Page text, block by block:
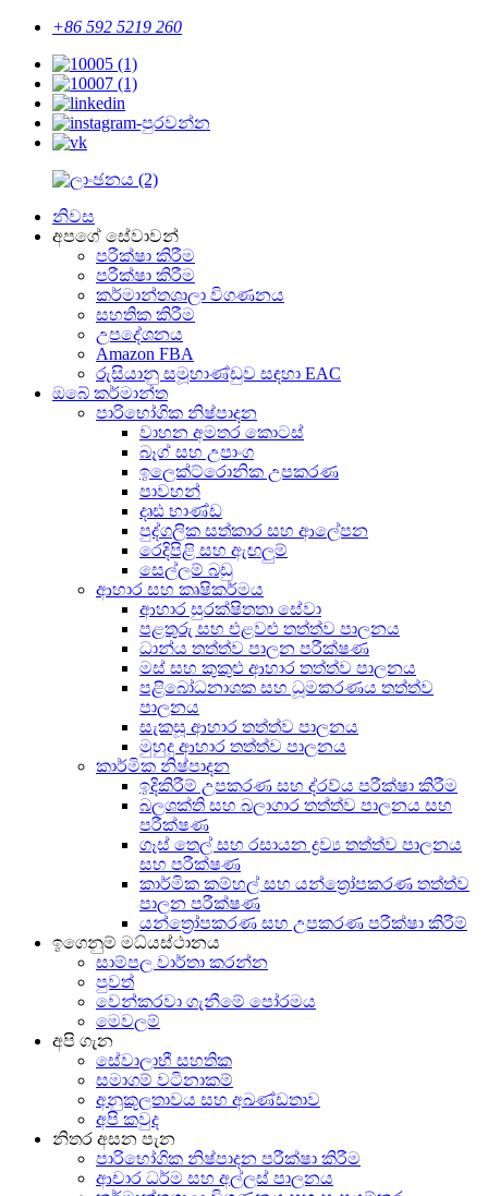
+86 592 5219 260
නිවස
අපගේ සේවාවන්
පරීක්ෂා කිරීම
පරීක්ෂා කිරීම
කර්මාන්තශාලා විගණනය
සහතික කිරීම
උපදේශනය
Amazon FBA
රුසියානු සමූහාණ්ඩුව සඳහා EAC
ඔබේ කර්මාන්ත
පාරිභෝගික නිෂ්පාදන
වාහන අමතර කොටස්
බෑග් සහ උපාංග
ඉලෙක්ට්රොනික උපකරණ
පාවහන්
දෘඪ භාණ්ඩ
පුද්ගලික සත්කාර සහ ආලේපන
රෙදිපිළි සහ ඇඟලුම්
සෙල්ලම් බඩු
ආහාර සහ කෘෂිකර්මය
ආහාර සුරක්ෂිතතා සේවා
පළතුරු සහ එළවළු තත්ත්ව පාලනය
ධාන්ය තත්ත්ව පාලන පරීක්ෂණ
මස් සහ කුකුළු ආහාර තත්ත්ව පාලනය
පළිබෝධනාශක සහ ධූමකරණය තත්ත්ව
පාලනය
සැකසූ ආහාර තත්ත්ව පාලනය
මුහුදු ආහාර තත්ත්ව පාලනය
කාර්මික නිෂ්පාදන
ඉදිකිරීම් උපකරණ සහ ද්රව්ය පරීක්ෂා කිරීම
බලශක්ති සහ බලාගාර තත්ත්ව පාලනය සහ
පරීක්ෂණ
ගෑස් තෙල් සහ රසායන ද්‍රව්‍ය තත්ත්ව පාලනය
සහ පරීක්ෂණ
කාර්මික කම්හල් සහ යන්ත්‍රෝපකරණ තත්ත්ව
පාලන පරීක්ෂණ
යන්ත්‍රෝපකරණ සහ උපකරණ පරීක්ෂා කිරීම්
ඉගෙනුම් මධ්යස්ථානය
සාම්පල වාර්තා කරන්න
පුවත්
වෙන්කරවා ගැනීමේ පෝරමය
මෙවලම්
අපි ගැන
සේවාලාභී සහතික
සමාගම් වටිනාකම්
අනුකූලතාවය සහ අඛණ්ඩතාව
අපි කවුද
නිතර අසන පැන
පාරිභෝගික නිෂ්පාදන පරීක්ෂා කිරීම
ආචාර ධර්ම සහ අල්ලස් පාලනය